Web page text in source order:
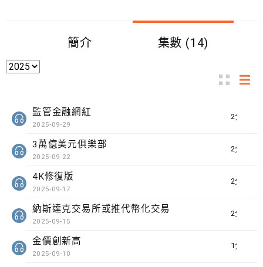
簡介 集數 (14)
2分鐘
監管金融網紅
2025-09-29
2分鐘
3萬億美元俱樂部
2025-09-22
2分鐘
4K修復版
2025-09-17
2分鐘
納斯達克交易所或推代幣化交易
2025-09-15
1分鐘
金價創新高
2025-09-10